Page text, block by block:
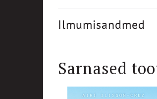
Ilmumisandmed
Sarnased